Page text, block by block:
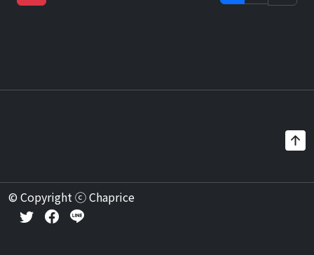
© Copyright ⓒ Chaprice